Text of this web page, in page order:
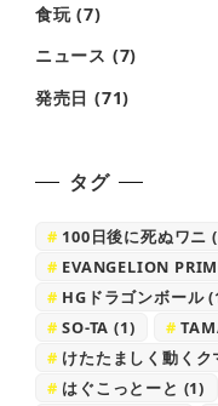
食玩(7)
ニュース (7)
発売日 (71)
タグ
100日後に死ぬワニ
EVANGELION
HGドラゴンボール
SO-TA (1)
けたたましく動くク
はぐこっとーと (1)